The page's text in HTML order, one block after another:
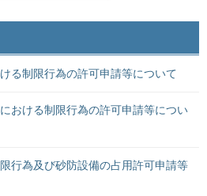
る制限行為の許可申請等について
おける制限行為の許可申請等につい
行為及び砂防設備の占用許可申請等